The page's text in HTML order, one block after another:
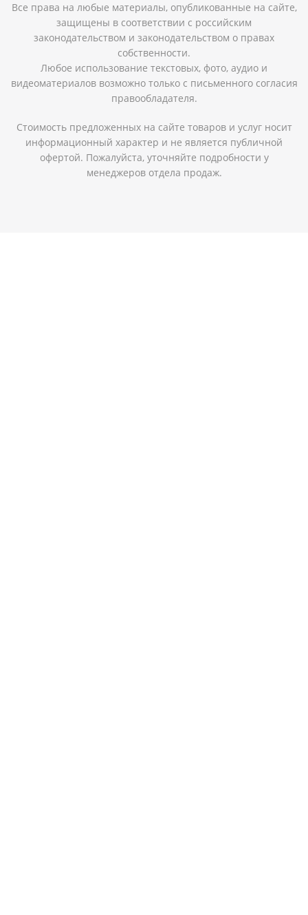
Все права на любые материалы, опубликованные на сайте,
защищены в соответствии с российским
законодательством и законодательством о правах
собственности.
Любое использование текстовых, фото, аудио и
видеоматериалов возможно только с письменного согласия
правообладателя.
Стоимость предложенных на сайте товаров и услуг носит
информационный характер и не является публичной
офертой. Пожалуйста, уточняйте подробности у
менеджеров отдела продаж.